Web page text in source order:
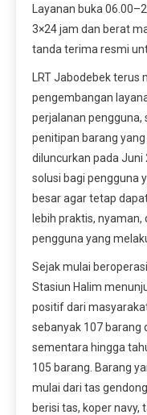
Layanan buka
3×24 jam dan berat
tanda terima resmi
LRT Jabodebek
pengembangan
perjalanan pengguna,
penitipan barang
diluncurkan pada Juni
solusi bagi pengguna
besar agar tetap
lebih praktis,
pengguna yang
Sejak mulai
Stasiun Halim
positif dari
sebanyak 107 barang
sementara hingga
105 barang. Barang
mulai dari tas
berisi tas, koper navy,